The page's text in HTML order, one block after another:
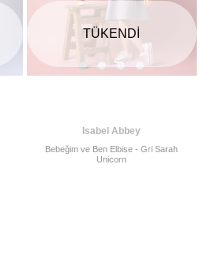
TÜKENDI
Isabel Abbey
Bebeğim ve Ben Elbise - Gri Sarah
Unicorn